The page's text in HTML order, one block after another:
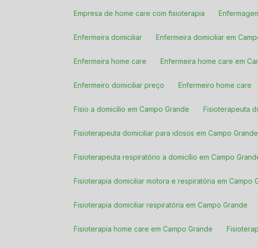
Empresa de home care com fisioterapia
Enfermeira domiciliar Enfermeira domiciliar em
Enfermeira home care Enfermeira home care em
Enfermeiro domiciliar preço Enfermeiro home care
Fisio a domicílio em Campo Grande Fisioterapeuta
Fisioterapeuta domiciliar para idosos em Campo Grande
Fisioterapeuta respiratório a domicílio em Campo
Fisioterapia domiciliar motora e respiratória em Campo
Fisioterapia domiciliar respiratória em Campo Grande
Fisioterapia home care em Campo Grande